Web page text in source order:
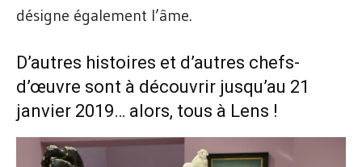
désigne également l’âme.
D’autres histoires et d’autres chefs-
d’œuvre sont à découvrir jusqu’au 21
janvier 2019… alors, tous à Lens !